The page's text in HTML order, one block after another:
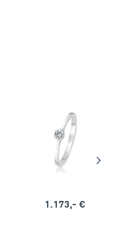
1.173,- €